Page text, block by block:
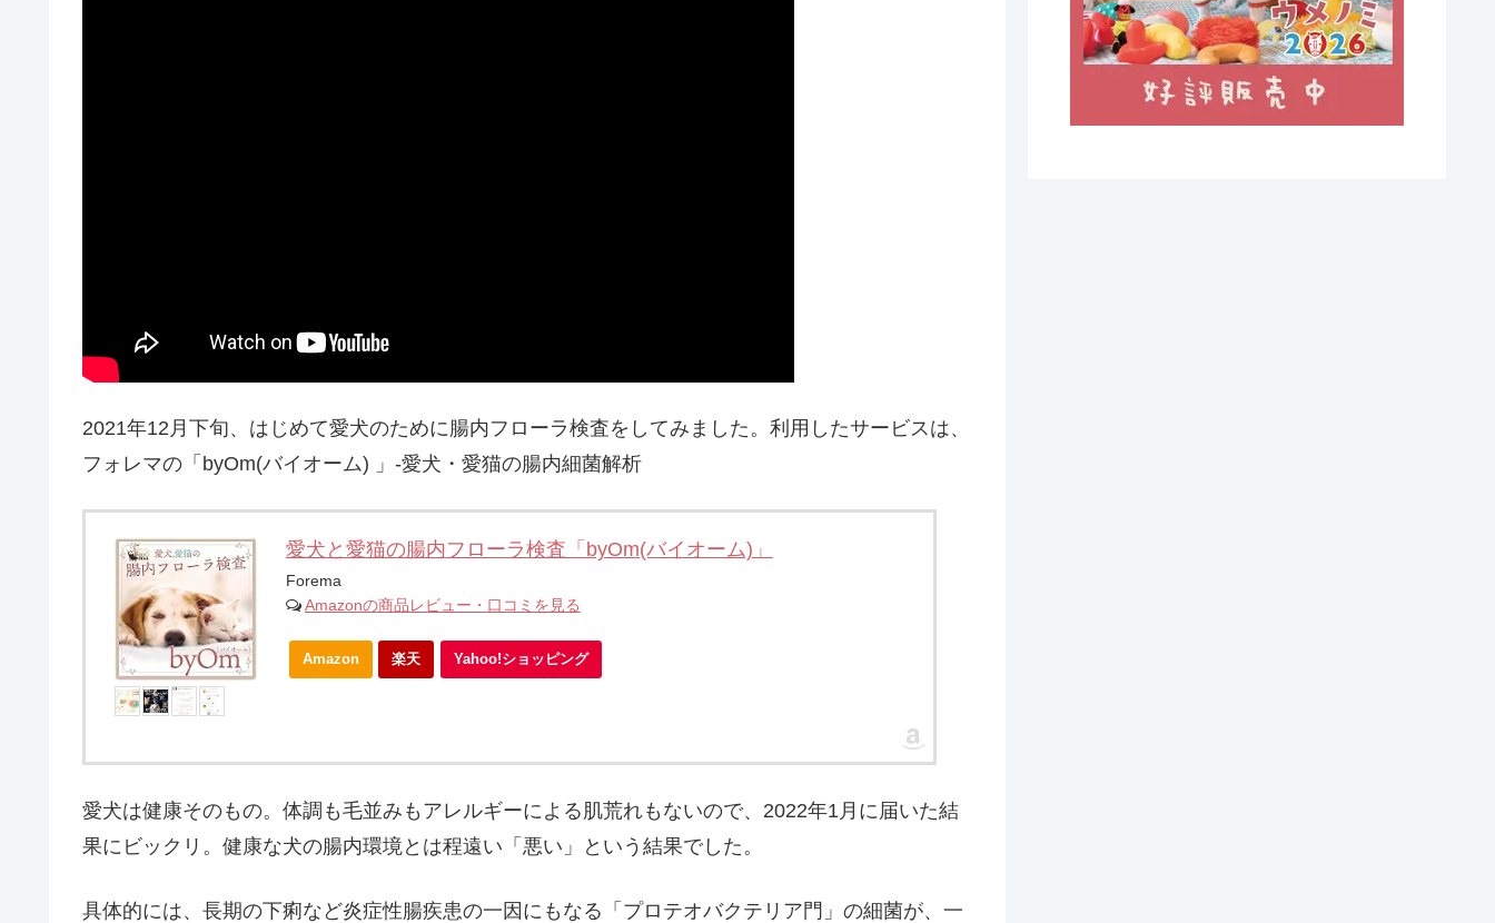
2021年12月下旬、はじめて愛犬のために腸内フローラ検査をしてみました。利用したサービスは、
フォレマの「byOm(バイオーム) 」-愛犬・愛猫の腸内細菌解析
愛犬と愛猫の腸内フローラ検査「byOm(バイオーム)」
Forema
Amazonの商品レビュー・口コミを見る
Amazon 楽天 Yahoo!ショッピング
愛犬は健康そのもの。体調も毛並みもアレルギーによる肌荒れもないので、2022年1月に届いた結
果にビックリ。健康な犬の腸内環境とは程遠い「悪い」という結果でした。
具体的には、長期の下痢など炎症性腸疾患の一因にもなる「プロテオバクテリア門」の細菌が、一